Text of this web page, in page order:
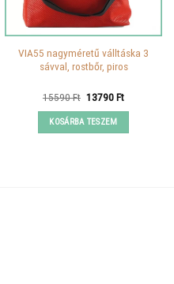
VIA55 nagyméretű válltáska 3
sávval, rostbőr, piros
15590Ft Original
was:
15590 Ft.
13790FtCurrent
KOSÁRBA TESZEM